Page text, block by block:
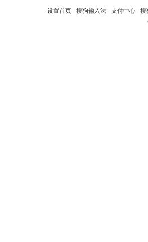
设置首页 - 搜狗输入法 - 支付中心 - 搜